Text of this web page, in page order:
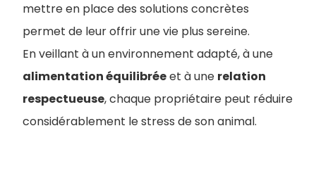
mettre en place des solutions concrètes
permet de leur offrir une vie plus sereine.
En veillant à un environnement adapté, à une
alimentation équilibréeet à une relation
respectueuse, chaque propriétaire peut réduire
considérablement le stress de son animal.